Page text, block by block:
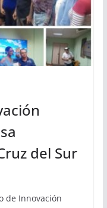
del Sur
de Innovación